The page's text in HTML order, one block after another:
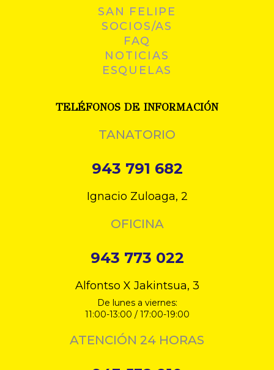
SAN FELIPE
SOCIOS/AS
FAQ
NOTICIAS
ESQUELAS
TELÉFONOS DE INFORMACIÓN
TANATORIO
943 791 682
Ignacio Zuloaga, 2
OFICINA
943 773 022
Alfontso X Jakintsua, 3
De lunes a viernes:
11:00-13:00 / 17:00-19:00
ATENCIÓN 24 HORAS